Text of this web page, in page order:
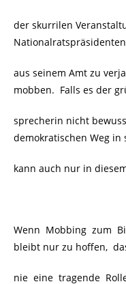
der skurrilen
aus seinem Amt zu
mobben. Falls es der
sprecherin nicht
demokratischen Weg
kann auch nur in
Wenn Mobbing zum
bleibt nur zu hoffen,
nie eine tragende